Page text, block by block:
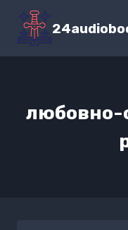
Перейти
содержимому
любовно-